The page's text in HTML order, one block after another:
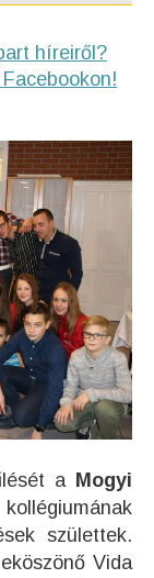
híreiről?
a Mogyi
születtek.
Vida